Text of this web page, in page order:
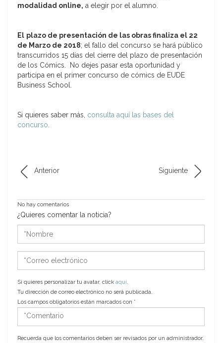
modalidad online, a elegir por el alumno.
El plazo de presentación de las obras finaliza el 22
de Marzo de 2018; el fallo del concurso se hará público
transcurridos 15 días del cierre del plazo de presentación
de los Cómics. No dejes pasar esta oportunidad y
participa en el primer concurso de cómics de EUDE
Business School.
Si quieres saber más, consulta aquí las bases del
concurso.
Anterior Siguiente
No hay comentarios
¿Quieres comentar la noticia?
electrónico
Si quieres personalizar tu avatar, click aquí.
Tu dirección de correo electrónico no será publicada.
Los campos obligatorios están marcados con *
*Comentario
Recuerda que los comentarios deben ser revisados por un administrador.